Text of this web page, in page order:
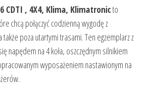
CDTI , 4X4, Klima, Klimatronicto
chcą połączyć codzienną wygodę z
poza utartymi trasami. Ten egzemplarz z
napędem na 4 koła, oszczędnym silnikiem
wyposażeniem nastawionym na